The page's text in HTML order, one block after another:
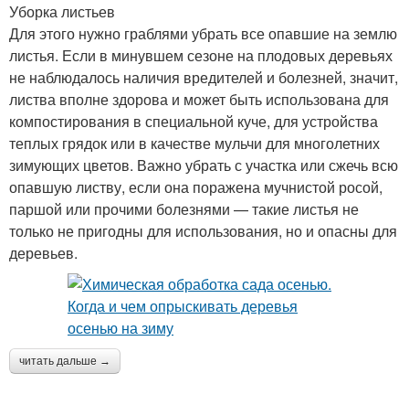
Уборка листьев
Для этого нужно граблями убрать все опавшие на землю
листья. Если в минувшем сезоне на плодовых деревьях
не наблюдалось наличия вредителей и болезней, значит,
листва вполне здорова и может быть использована для
компостирования в специальной куче, для устройства
теплых грядок или в качестве мульчи для многолетних
зимующих цветов. Важно убрать с участка или сжечь всю
опавшую листву, если она поражена мучнистой росой,
паршой или прочими болезнями — такие листья не
только не пригодны для использования, но и опасны для
деревьев.
читать дальше →